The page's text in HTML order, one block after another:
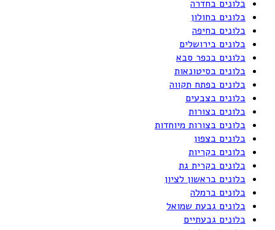
בלונים בחדרה
בלונים בחולון
בלונים בחיפה
בלונים בירושלים
בלונים בכפר סבא
בלונים בסיטונאות
בלונים בפתח תקווה
בלונים בצבעים
בלונים בצורות
בלונים בצורות מיוחדות
בלונים בצפון
בלונים בקריות
בלונים בקרית גת
בלונים בראשון לציון
בלונים ברמלה
בלונים גבעת שמואל
בלונים גבעתיים